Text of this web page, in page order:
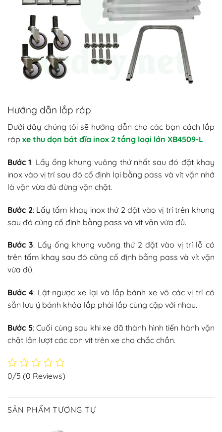
Hướng dẫn lắp ráp
Dưới đây chúng tôi sẽ hướng dẫn cho các bạn cách lắp
ráp xe thu dọn bát đĩa inox 2 tầng loại lớn XB4509-L
Bước 1: Lấy ống khung vuông thứ nhất sau đó đặt khay
inox vào vị trí sau đó cố định lại bằng pass và vít vặn nhớ
là vặn vừa đủ đừng vặn chặt.
Bước 2: Lấy tấm khay inox thứ 2 đặt vào vị trí trên khung
sau đó cũng cố định bằng pass và vít vặn vừa đủ.
Bước 3: Lấy ống khung vuông thứ 2 đặt vào vị trí lỗ có
trên tấm khay sau đó cũng cố định bằng pass và vít vặn
vừa đủ.
Bước 4: Lật ngược xe lại và lắp bánh xe vô các vị trí có
sẵn lưu ý bánh khóa lắp phải lắp cùng cặp với nhau.
Bước 5: Cuối cùng sau khi xe đã thành hình tiến hành vặn
chặt lần lượt các con vít trên xe cho chắc chắn.
0/5 (0 Reviews)
SẢN PHẨM TƯƠNG TỰ